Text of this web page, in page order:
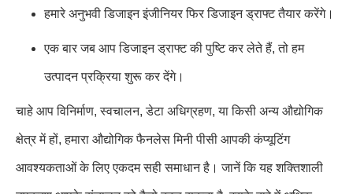
हमारे अनुभवी डिजाइन इंजीनियर फिर डिजाइन ड्राफ्ट तैयार करेंगे।
एक बार जब आप डिजाइन ड्राफ्ट की पुष्टि कर लेते हैं, तो हम
उत्पादन प्रक्रिया शुरू कर देंगे।
चाहे आप विनिर्माण, स्वचालन, डेटा अधिग्रहण, या किसी अन्य औद्योगिक
क्षेत्र में हों, हमारा औद्योगिक फैनलेस मिनी पीसी आपकी कंप्यूटिंग
आवश्यकताओं के लिए एकदम सही समाधान है। जानें कि यह शक्तिशाली